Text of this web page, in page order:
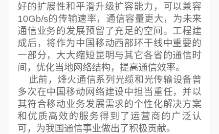
好的扩展性和平滑升级扩容能力，可以兼容
10Gb/s的传输速率，通信容量更大，为未来
通信业务的发展预留了充足的空间。工程建
成后，将作为中国移动西部环干线中重要的
一部分，大大缩短昆明与其它各省的通信时
间，优化当地网络结构，提高通信效率。
此前，烽火通信系列光缆和光传输设备曾
多次在中国移动网络建设中担当重任，并以
其符合移动业务发展需求的个性化解决方案
和优质高效的服务得到了运营商的广泛认
可，为我国通信事业做出了积极贡献。